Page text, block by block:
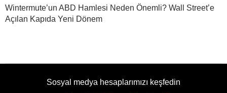
Wintermute’un ABD Hamlesi Neden Önemli? Wall Street’e
Açılan Kapıda Yeni Dönem
Sosyal medya hesaplarımızı keşfedin